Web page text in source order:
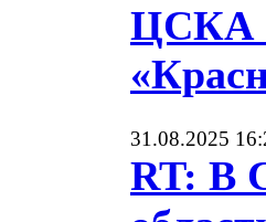
ЦСКА
31.08.2025
RT: В